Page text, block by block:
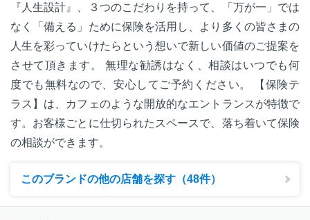
『人生設計』、３つのこだわりを持って、「万が一」では
なく「備える」ために保険を活用し、より多くの皆さまの
人生を彩っていけたらという想いで新しい価値のご提案を
させて頂きます。 無理な勧誘はなく、相談はいつでも何
度でも無料なので、安心してご予約ください。 【保険テ
ラス】は、カフェのような開放的なエントランスが特徴で
す。お客様ごとに仕切られたスペースで、落ち着いて保険
の相談ができます。
このブランドの他の店舗を探す（48件）